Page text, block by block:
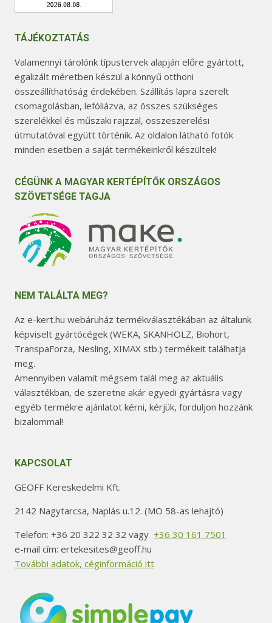
TÁJÉKOZTATÁS
Valamennyi tárolónk típustervek alapján előre gyártott,
egalizált méretben készül a könnyű otthoni
összeállíthatóság érdekében. Szállítás lapra szerelt
csomagolásban, lefóliázva, az összes szükséges
szerelékkel és műszaki rajzzal, összeszerelési
útmutatóval együtt történik. Az oldalon látható fotók
minden esetben a saját termékeinkről készültek!
CÉGÜNK A MAGYAR KERTÉPÍTŐK ORSZÁGOS
SZÖVETSÉGE TAGJA
NEM TALÁLTA MEG?
Az e-kert.hu webáruház termékválasztékában az általunk
képviselt gyártócégek (WEKA, SKANHOLZ, Biohort,
TranspaForza, Nesling, XIMAX stb.) termékeit találhatja
meg.
Amennyiben valamit mégsem talál meg az aktuális
választékban, de szeretne akár egyedi gyártásra vagy
egyéb termékre ajánlatot kérni, kérjük, forduljon hozzánk
bizalommal!
KAPCSOLAT
GEOFF Kereskedelmi Kft.
2142 Nagytarcsa, Naplás u.12. (MO 58-as lehajtó)
Telefon: +36 20 322 32 32 vagy +36 30 161 7501
e-mail cím: ertekesites@geoff.hu
További adatok, céginformáció itt